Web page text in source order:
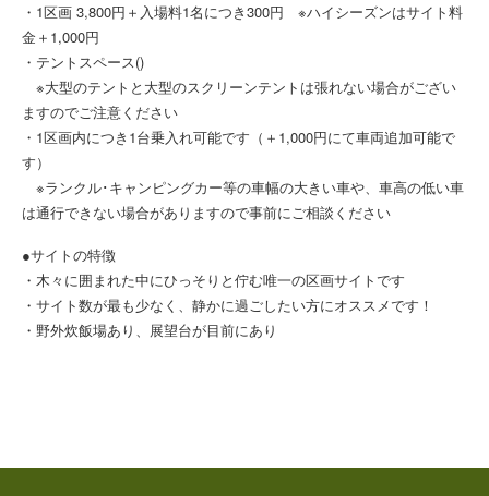
・1区画 3,800円＋入場料1名につき300円 ※ハイシーズンはサイト料
金＋1,000円
・テントスペース()
※大型のテントと大型のスクリーンテントは張れない場合がござい
ますのでご注意ください
・1区画内につき1台乗入れ可能です（＋1,000円にて車両追加可能で
す）
※ランクル･キャンピングカー等の車幅の大きい車や、車高の低い車
は通行できない場合がありますので事前にご相談ください
●サイトの特徴
・木々に囲まれた中にひっそりと佇む唯一の区画サイトです
・サイト数が最も少なく、静かに過ごしたい方にオススメです！
・野外炊飯場あり、展望台が目前にあり